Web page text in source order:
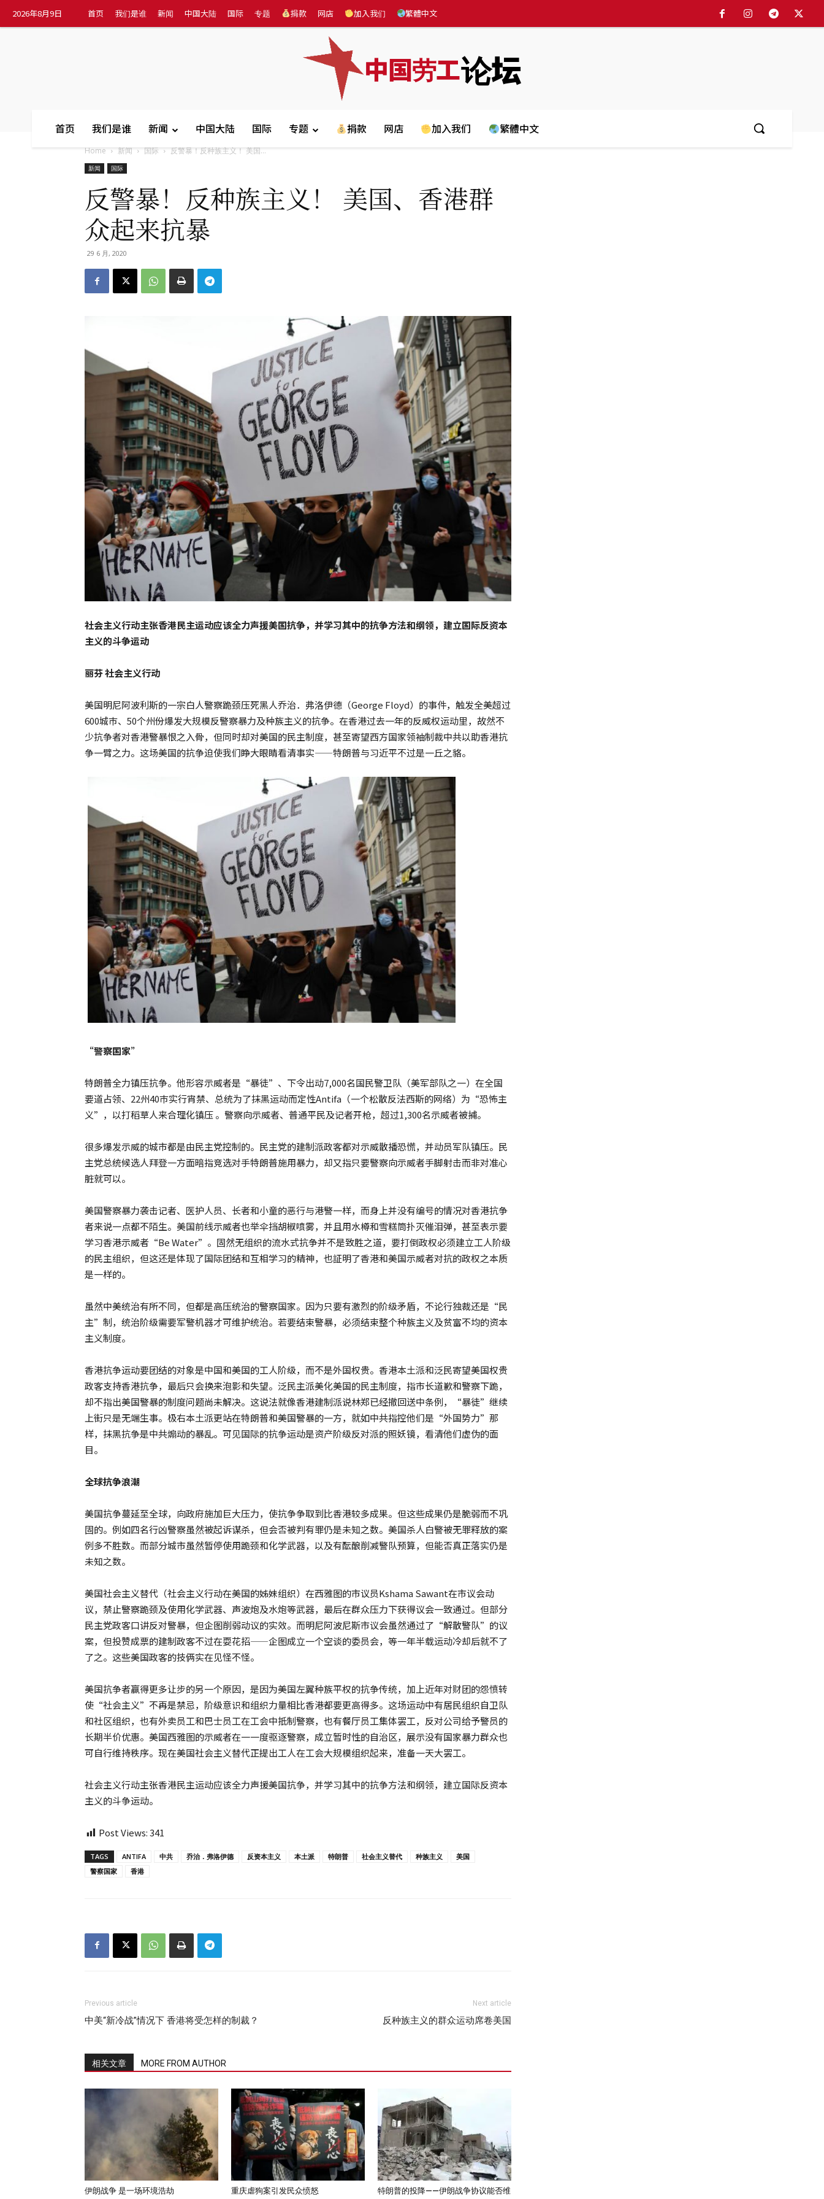
2026年8月9日 首页 我们是谁 新闻 中国大陆 国际 专题 捐款 网店 加入我们 繁體中文
中国劳工论坛
首页 我们是谁 新闻 中国大陆 国际 专题 捐款 网店 加入我们 繁體中文
Home 新闻 国际 反警暴！反种族主义！ 美国...
新闻 国际
反警暴！反种族主义！ 美国、香港群
众起来抗暴
29 6 月, 2020
社会主义行动主张香港民主运动应该全力声援美国抗争，并学习其中的抗争方法和纲领，建立国际反资本
主义的斗争运动
丽芬 社会主义行动
美国明尼阿波利斯的一宗白人警察跪颈压死黑人乔治．弗洛伊德（George Floyd）的事件，触发全美超过
600城巿、50个州份爆发大规模反警察暴力及种族主义的抗争。在香港过去一年的反威权运动里，故然不
少抗争者对香港警暴恨之入骨，但同时却对美国的民主制度，甚至寄望西方国家领袖制裁中共以助香港抗
争一臂之力。这场美国的抗争迫使我们睁大眼睛看清事实——特朗普与习近平不过是一丘之貉。
“警察国家”
特朗普全力镇压抗争。他形容示威者是“暴徒”、下令出动7,000名国民警卫队（美军部队之一）在全国
要道占领、22州40巿实行宵禁、总统为了抹黑运动而定性Antifa（一个松散反法西斯的网络）为“恐怖主
义”，以打稻草人来合理化镇压 。警察向示威者、普通平民及记者开枪，超过1,300名示威者被捕。
很多爆发示威的城市都是由民主党控制的。民主党的建制派政客都对示威散播恐慌，并动员军队镇压。民
主党总统候选人拜登一方面暗指竞选对手特朗普施用暴力，却又指只要警察向示威者手脚射击而非对准心
脏就可以。
美国警察暴力袭击记者、医护人员、长者和小童的恶行与港警一样，而身上并没有编号的情况对香港抗争
者来说一点都不陌生。美国前线示威者也举伞挡胡椒喷雾，并且用水樽和雪糕筒扑灭催泪弹，甚至表示要
学习香港示威者“Be Water”。固然无组织的流水式抗争并不是致胜之道，要打倒政权必须建立工人阶级
的民主组织，但这还是体现了国际团结和互相学习的精神，也証明了香港和美国示威者对抗的政权之本质
是一样的。
虽然中美统治有所不同，但都是高压统治的警察国家。因为只要有激烈的阶级矛盾，不论行独裁还是“民
主”制，统治阶级需要军警机器才可维护统治。若要结束警暴，必须结束整个种族主义及贫富不均的资本
主义制度。
香港抗争运动要团结的对象是中国和美国的工人阶级，而不是外国权贵。香港本土派和泛民寄望美国权贵
政客支持香港抗争，最后只会换来泡影和失望。泛民主派美化美国的民主制度，指市长道歉和警察下跪，
却不指出美国警暴的制度问题尚未解决。这说法就像香港建制派说林郑已经撤回送中条例，“暴徒”继续
上街只是无端生事。极右本土派更站在特朗普和美国警暴的一方，就如中共指控他们是“外国势力”那
样，抹黑抗争是中共煽动的暴乱。可见国际的抗争运动是资产阶级反对派的照妖镜，看清他们虚伪的面
目。
全球抗争浪潮
美国抗争蔓延至全球，向政府施加巨大压力，使抗争争取到比香港较多成果。但这些成果仍是脆弱而不巩
固的。例如四名行凶警察虽然被起诉谋杀，但会否被判有罪仍是未知之数。美国杀人白警被无罪释放的案
例多不胜数。而部分城市虽然暂停使用跪颈和化学武器，以及有酝酿削减警队预算，但能否真正落实仍是
未知之数。
美国社会主义替代（社会主义行动在美国的姊妹组织）在西雅图的市议员Kshama Sawant在市议会动
议，禁止警察跪颈及使用化学武器、声波炮及水炮等武器，最后在群众压力下获得议会一致通过。但部分
民主党政客口讲反对警暴，但企图削弱动议的实效。而明尼阿波尼斯市议会虽然通过了“解散警队”的议
案，但投赞成票的建制政客不过在耍花招——企图成立一个空谈的委员会，等一年半载运动冷却后就不了
了之。这些美国政客的技俩实在见怪不怪。
美国抗争者赢得更多让步的另一个原因，是因为美国左翼种族平权的抗争传统，加上近年对财团的怨愤转
使“社会主义”不再是禁忌，阶级意识和组织力量相比香港都要更高得多。这场运动中有居民组织自卫队
和社区组织，也有外卖员工和巴士员工在工会中抵制警察，也有餐厅员工集体罢工，反对公司给予警员的
长期半价优惠。美国西雅图的示威者在一一度驱逐警察，成立暂时性的自治区，展示没有国家暴力群众也
可自行维持秩序。现在美国社会主义替代正提出工人在工会大规模组织起来，准备一天大罢工。
社会主义行动主张香港民主运动应该全力声援美国抗争，并学习其中的抗争方法和纲领，建立国际反资本
主义的斗争运动。
Post Views:341
TAGS ANTIFA 中共 乔治．弗洛伊德 反资本主义 本土派 特朗普 社会主义替代 种族主义
美国
警察国家
香港
Previous article
中美“新冷战”情况下 香港将受怎样的制裁？
Next article
反种族主义的群众运动席卷美国
相关文章 MORE FROM AUTHOR
伊朗战争 是一场环境浩劫 重庆虐狗案引发民众愤怒
特朗普的投降——伊朗战争协议能否维